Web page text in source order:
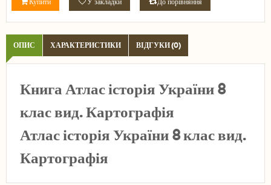
ОПИС ХАРАКТЕРИСТИКИ ВІДГУКИ (0)
Книга Атлас історія України 8
клас вид. Картографія
Атлас історія України 8 клас вид.
Картографія